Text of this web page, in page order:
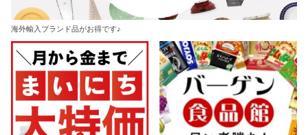
海外輸入ブランド品がお得です♪